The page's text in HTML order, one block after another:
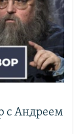
с Андреем